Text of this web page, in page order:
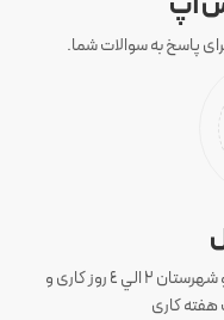
پاسخ به سوالات شما.
ارسال سفارش های تهران 1 الی 3 روز کاری و شهرستان ٢ الي ٤ روز کاری و
کاری